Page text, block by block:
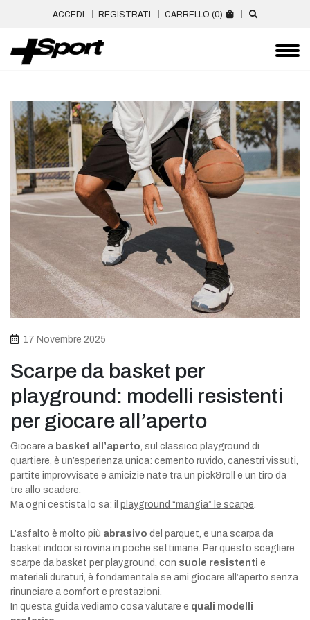
ACCEDI REGISTRATI CARRELLO (0)
17 Novembre 2025
Scarpe da basket per
playground: modelli resistenti
per giocare all’aperto
Giocare a basket all’aperto , sul classico playground di
quartiere, è un’esperienza unica: cemento ruvido, canestri vissuti,
partite improvvisate e amicizie nate tra un pick&roll e un tiro da
tre allo scadere.
Ma ogni cestista lo sa: il playground “mangia” le scarpe
L’asfalto è molto più abrasivo del parquet, e una scarpa da
basket indoor si rovina in poche settimane. Per questo scegliere
scarpe da basket per playground, con suole resistenti e
materiali duraturi, è fondamentale se ami giocare all’aperto senza
rinunciare a comfort e prestazioni.
In questa guida vediamo cosa valutare e quali modelli